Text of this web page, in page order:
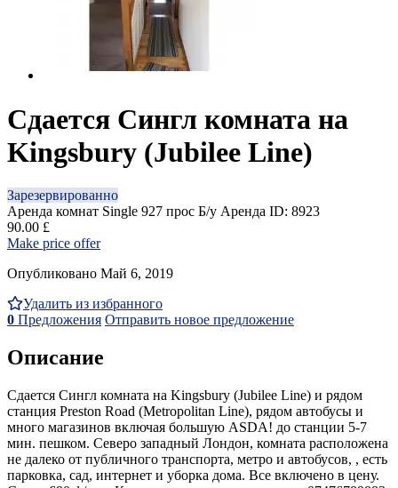
Сдается Сингл комната на
Kingsbury (Jubilee Line)
Зарезервированно
Аренда комнат Single 927 прос Б/у Аренда ID: 8923
90.00 £
Make price offer
Опубликовано Май 6, 2019
Удалить из избранного
0 Предложения Отправить новое предложение
Описание
Сдается Сингл комната на Kingsbury (Jubilee Line) и рядом
станция Preston Road (Metropolitan Line), рядом автобусы и
много магазинов включая большую ASDA! до станции 5-7
мин. пешком. Северо западный Лондон, комната расположена
не далеко от публичного транспорта, метро и автобусов, , есть
парковка, сад, интернет и уборка дома. Все включено в цену.